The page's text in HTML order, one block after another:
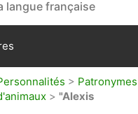
langue française
> Patronymes
> "Alexis